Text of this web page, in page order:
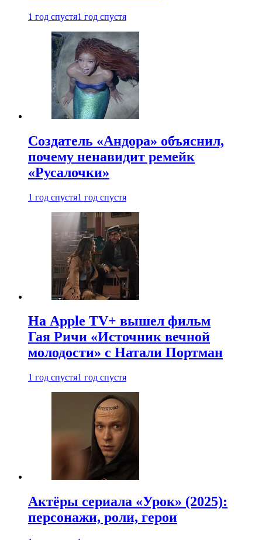
1 год спустя1 год спустя
Создатель «Андора» объяснил,
почему ненавидит ремейк
«Русалочки»
1 год спустя1 год спустя
На Apple TV+ вышел фильм
Гая Ричи «Источник вечной
молодости» с Натали Портман
1 год спустя1 год спустя
Актёры сериала «Урок» (2025):
персонажи, роли, герои